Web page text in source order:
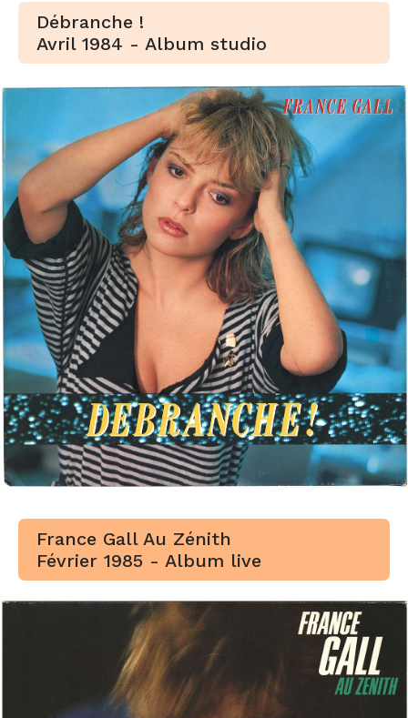
Débranche !
Avril 1984 - Album studio
France Gall Au Zénith
Février 1985 - Album live